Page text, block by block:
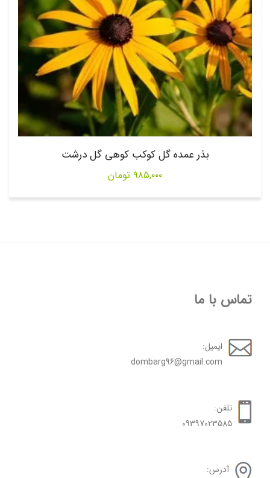
بذر عمده گل کوکب کوهی گل درشت
۹۸۵,۰۰۰ تومان
تماس با ما
ایمیل:
dombarg96@gmail.com
تلفن:
09397023585
آدرس: